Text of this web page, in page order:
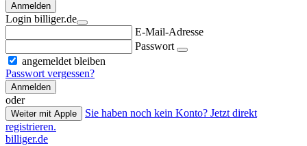
Anmelden
Login billiger.de
E-Mail-Adresse
Passwort
angemeldet bleiben
Passwort vergessen?
Anmelden
oder
Weiter mit Apple
Sie haben noch kein Konto? Jetzt direkt
registrieren.
billiger.de